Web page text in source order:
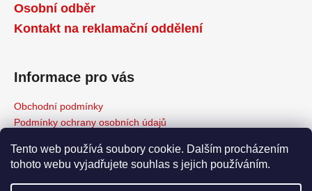
Tento web používá soubory cookie. Dalším procházením
tohoto webu vyjadřujete souhlas s jejich používáním.
Osobní odběr
Kontakt na reklamační oddělení
Informace pro vás
Obchodní podmínky
Podmínky ochrany osobních údajů
Odstoupení od kupní smlouvy
Napište nám
Moje objednávka